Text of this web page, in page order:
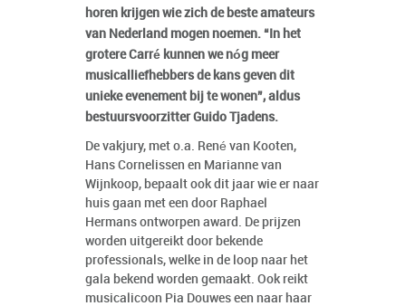
horen krijgen wie zich de beste amateurs
van Nederland mogen noemen. “In het
grotere Carré kunnen we nóg meer
musicalliefhebbers de kans geven dit
unieke evenement bij te wonen”, aldus
bestuursvoorzitter Guido Tjadens.
De vakjury, met o.a. René van Kooten,
Hans Cornelissen en Marianne van
Wijnkoop, bepaalt ook dit jaar wie er naar
huis gaan met een door Raphael
Hermans ontworpen award. De prijzen
worden uitgereikt door bekende
professionals, welke in de loop naar het
gala bekend worden gemaakt. Ook reikt
musicalicoon Pia Douwes een naar haar